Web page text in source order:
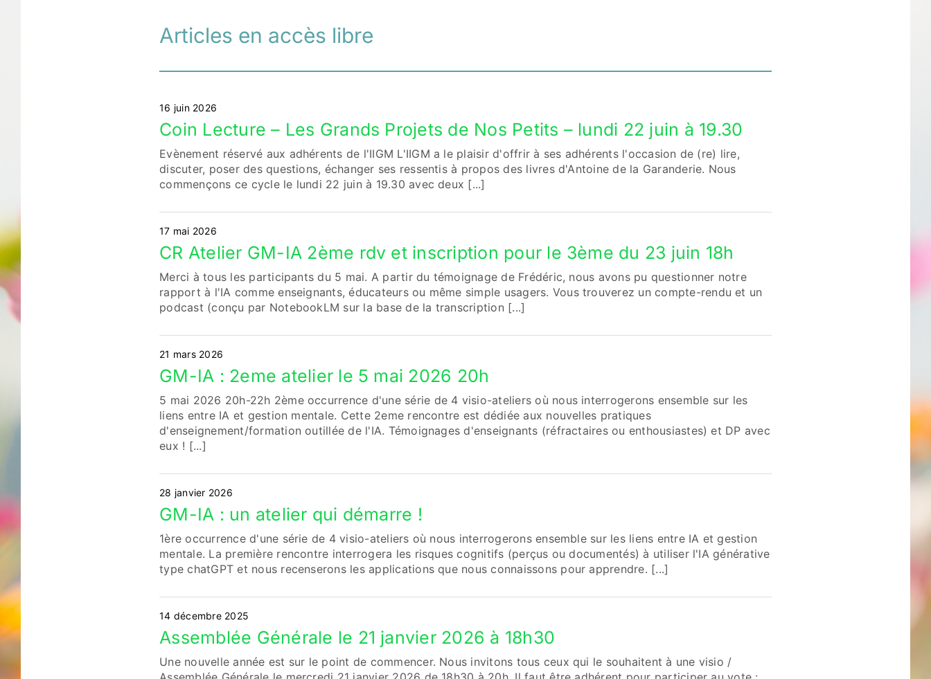
Articles en accès libre
16 juin 2026
Coin Lecture – Les Grands Projets de Nos Petits – lundi 22 juin à 19.30
Evènement réservé aux adhérents de l'IIGM L'IIGM a le plaisir d'offrir à ses adhérents l'occasion de (re) lire,
discuter, poser des questions, échanger ses ressentis à propos des livres d'Antoine de la Garanderie. Nous
commençons ce cycle le lundi 22 juin à 19.30 avec deux [...]
17 mai 2026
CR Atelier GM-IA 2ème rdv et inscription pour le 3ème du 23 juin 18h
Merci à tous les participants du 5 mai. A partir du témoignage de Frédéric, nous avons pu questionner notre
rapport à l'IA comme enseignants, éducateurs ou même simple usagers. Vous trouverez un compte-rendu et un
podcast (conçu par NotebookLM sur la base de la transcription [...]
21 mars 2026
GM-IA : 2eme atelier le 5 mai 2026 20h
5 mai 2026 20h-22h 2ème occurrence d'une série de 4 visio-ateliers où nous interrogerons ensemble sur les
liens entre IA et gestion mentale. Cette 2eme rencontre est dédiée aux nouvelles pratiques
d'enseignement/formation outillée de l'IA. Témoignages d'enseignants (réfractaires ou enthousiastes) et DP avec
eux ! [...]
28 janvier 2026
GM-IA : un atelier qui démarre !
1ère occurrence d'une série de 4 visio-ateliers où nous interrogerons ensemble sur les liens entre IA et gestion
mentale. La première rencontre interrogera les risques cognitifs (perçus ou documentés) à utiliser l'IA générative
type chatGPT et nous recenserons les applications que nous connaissons pour apprendre. [...]
14 décembre 2025
Assemblée Générale le 21 janvier 2026 à 18h30
Une nouvelle année est sur le point de commencer. Nous invitons tous ceux qui le souhaitent à une visio /